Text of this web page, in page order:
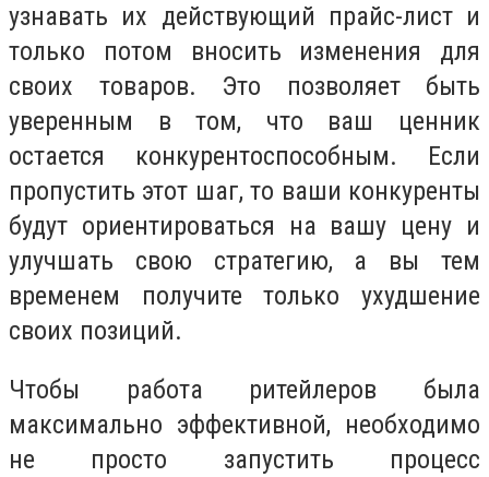
узнавать их действующий прайс-лист и
только потом вносить изменения для
своих товаров. Это позволяет быть
уверенным в том, что ваш ценник
остается конкурентоспособным. Если
пропустить этот шаг, то ваши конкуренты
будут ориентироваться на вашу цену и
улучшать свою стратегию, а вы тем
временем получите только ухудшение
своих позиций.
Чтобы работа ритейлеров была
максимально эффективной, необходимо
не просто запустить процесс